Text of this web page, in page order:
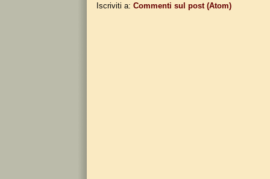
Iscriviti a: Commenti sul post (Atom)